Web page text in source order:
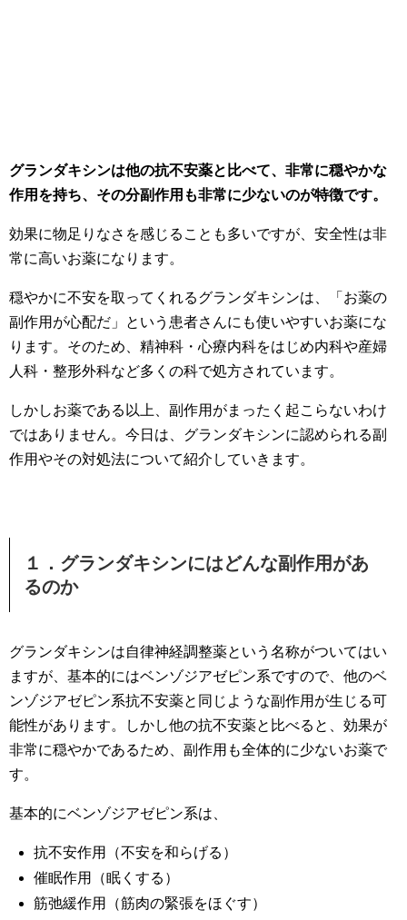
グランダキシンは他の抗不安薬と比べて、非常に穏やかな
作用を持ち、その分副作用も非常に少ないのが特徴です。
効果に物足りなさを感じることも多いですが、安全性は非
常に高いお薬になります。
穏やかに不安を取ってくれるグランダキシンは、「お薬の
副作用が心配だ」という患者さんにも使いやすいお薬にな
ります。そのため、精神科・心療内科をはじめ内科や産婦
人科・整形外科など多くの科で処方されています。
しかしお薬である以上、副作用がまったく起こらないわけ
ではありません。今日は、グランダキシンに認められる副
作用やその対処法について紹介していきます。
１．グランダキシンにはどんな副作用があ
るのか
グランダキシンは自律神経調整薬という名称がついてはい
ますが、基本的にはベンゾジアゼピン系ですので、他のベ
ンゾジアゼピン系抗不安薬と同じような副作用が生じる可
能性があります。しかし他の抗不安薬と比べると、効果が
非常に穏やかであるため、副作用も全体的に少ないお薬で
す。
基本的にベンゾジアゼピン系は、
抗不安作用（不安を和らげる）
催眠作用（眠くする）
筋弛緩作用（筋肉の緊張をほぐす）